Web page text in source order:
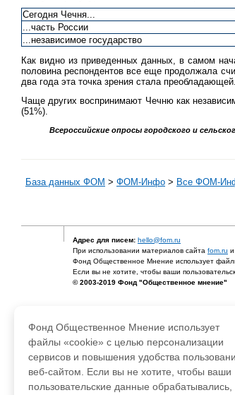
Сегодня Чечня...
...часть России
...независимое государство
Как видно из приведенных данных, в самом
половина респондентов все еще продолжала
два года эта точка зрения стала преобладающей.
Чаще других воспринимают Чечню как
(51%).
Всероссийские опросы городского и
База данных ФОМ > ФOM-Инфо > Все ФОМ-
Адрес для писем: hello@fom.ru
При использовании материалов сайта fom.ru
Фонд Общественное Мнение использует
Если вы не хотите, чтобы ваши
© 2003-2019 Фонд "Общественное мнение"
Фонд Общественное Мнение использует
файлы «cookie» с целью персонализации
сервисов и повышения удобства
веб-сайтом. Если вы не хотите, чтобы ваши
пользовательские данные обрабатывались,